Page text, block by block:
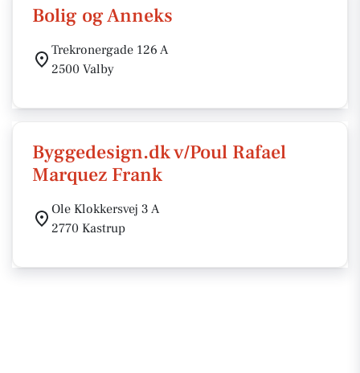
Bolig og Anneks
Trekronergade 126 A
2500 Valby
Byggedesign.dk v/Poul Rafael
Marquez Frank
Ole Klokkersvej 3 A
2770 Kastrup